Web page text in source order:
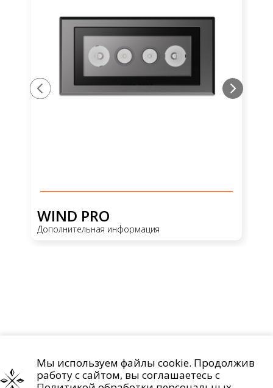
WIND PRO
Дополнительная информация
Проекты О компании Контакты
Политика обработки персональных данных
Мы используем файлы cookie. Продолжив
работу с сайтом, вы соглашаетесь с